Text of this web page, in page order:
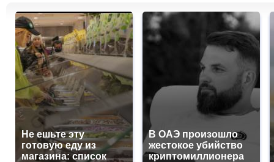
Не ешьте эту
готовую еду из
магазина: список
В ОАЭ произошло
жестокое убийство
криптомиллионера